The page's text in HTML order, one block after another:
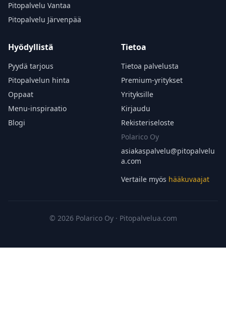
Pitopalvelu Vantaa
Pitopalvelu Järvenpää
Hyödyllistä
Pyydä tarjous
Pitopalvelun hinta
Oppaat
Menu-inspiraatio
Blogi
Tietoa
Tietoa palvelusta
Premium-yritykset
Yrityksille
Kirjaudu
Rekisteriseloste
Polarico Oy
asiakaspalvelu@pitopalvelu
a.com
Vertaile myös hääkuvaajat
© 2026 Polarico Oy · Pitopalvelua.com